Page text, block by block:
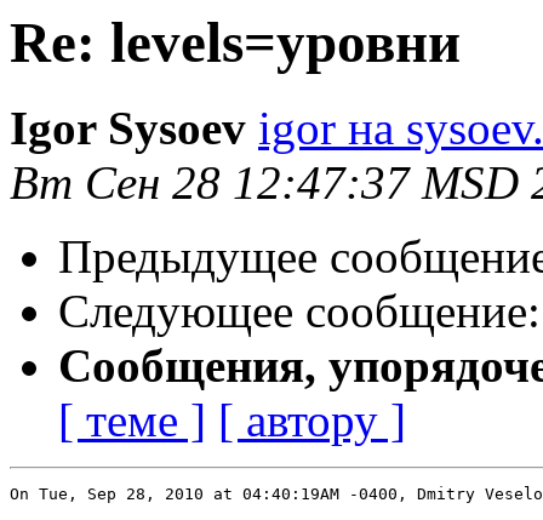
Re: levels=уровни
Igor Sysoev igor на
Вт Сен 28 12:47:37 MSD
Предыдущее
Следующее
Сообщения,
[ теме ] [ автору ]
On Tue, Sep 28, 2010 at 04:40:19AM -0400, Dmitry